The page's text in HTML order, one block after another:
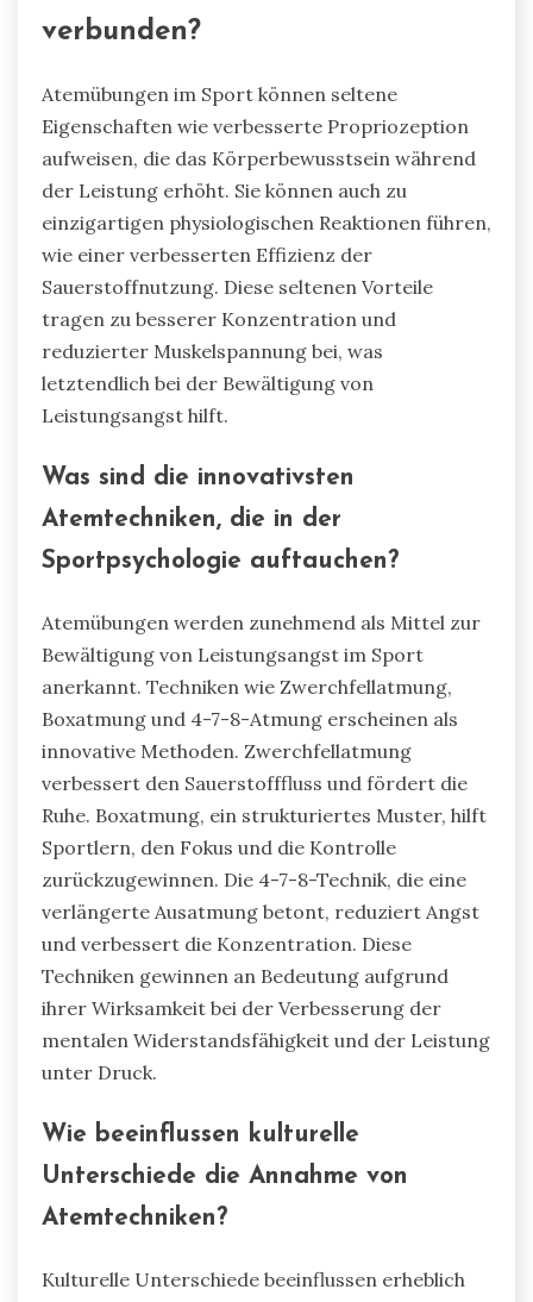
verbunden?
Atemübungen im Sport können seltene
Eigenschaften wie verbesserte Propriozeption
aufweisen, die das Körperbewusstsein während
der Leistung erhöht. Sie können auch zu
einzigartigen physiologischen Reaktionen führen,
wie einer verbesserten Effizienz der
Sauerstoffnutzung. Diese seltenen Vorteile
tragen zu besserer Konzentration und
reduzierter Muskelspannung bei, was
letztendlich bei der Bewältigung von
Leistungsangst hilft.
Was sind die innovativsten
Atemtechniken, die in der
Sportpsychologie auftauchen?
Atemübungen werden zunehmend als Mittel zur
Bewältigung von Leistungsangst im Sport
anerkannt. Techniken wie Zwerchfellatmung,
Boxatmung und 4-7-8-Atmung erscheinen als
innovative Methoden. Zwerchfellatmung
verbessert den Sauerstofffluss und fördert die
Ruhe. Boxatmung, ein strukturiertes Muster, hilft
Sportlern, den Fokus und die Kontrolle
zurückzugewinnen. Die 4-7-8-Technik, die eine
verlängerte Ausatmung betont, reduziert Angst
und verbessert die Konzentration. Diese
Techniken gewinnen an Bedeutung aufgrund
ihrer Wirksamkeit bei der Verbesserung der
mentalen Widerstandsfähigkeit und der Leistung
unter Druck.
Wie beeinflussen kulturelle
Unterschiede die Annahme von
Atemtechniken?
Kulturelle Unterschiede beeinflussen erheblich